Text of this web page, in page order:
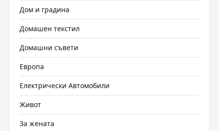
Дом и градина
Домашен текстил
Домашни съвети
Европа
Електрически Автомобили
Живот
За жената